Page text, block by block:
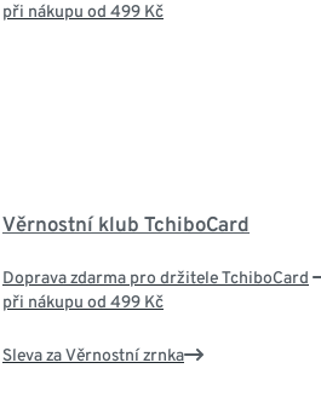
při nákupu od 499 Kč
Věrnostní klub TchiboCard
Doprava zdarma pro držitele TchiboCard
při nákupu od 499 Kč
Sleva za Věrnostní zrnka